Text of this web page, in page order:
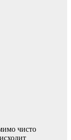
чисто